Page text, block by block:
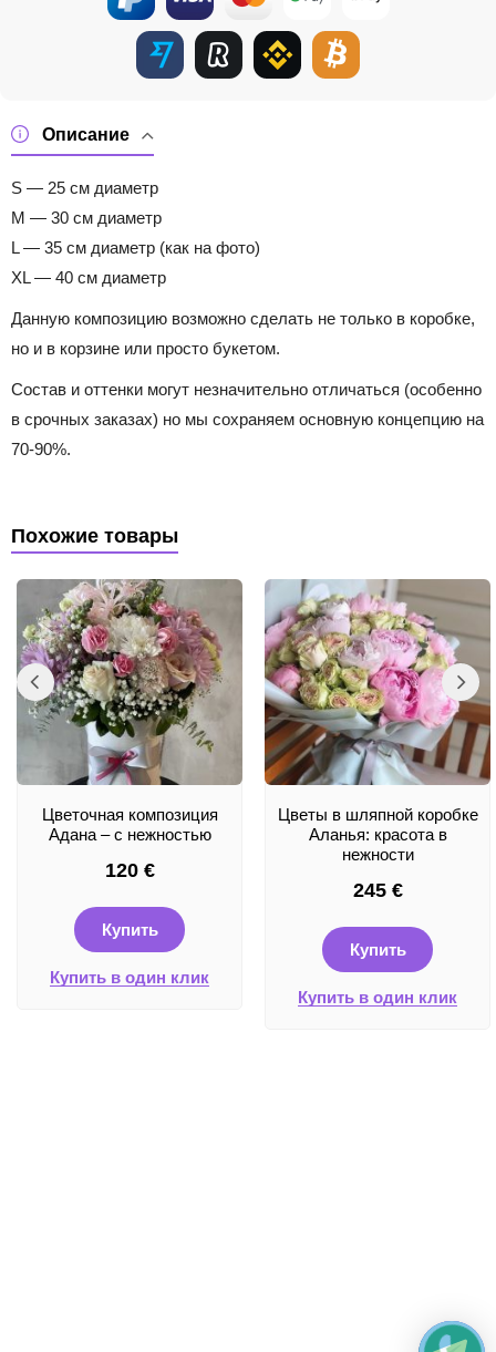
Описание
S — 25 см диаметр
M — 30 см диаметр
L — 35 см диаметр (как на фото)
XL — 40 см диаметр
Данную композицию возможно сделать не только в коробке,
но и в корзине или просто букетом.
Состав и оттенки могут незначительно отличаться (особенно
в срочных заказах) но мы сохраняем основную концепцию на
70-90%.
Похожие товары
Цветочная композиция
Адана – с нежностью
120 €
Купить
Купить в один клик
Цветы в шляпной коробке
Аланья: красота в
нежности
245 €
Купить
Купить в один клик